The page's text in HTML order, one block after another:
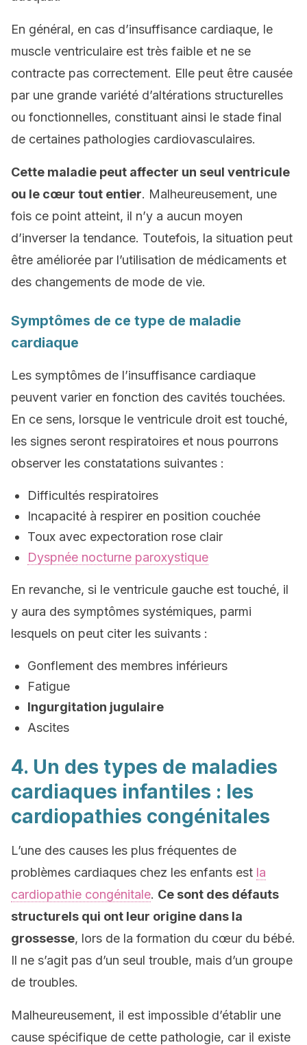
En général, en cas d’insuffisance cardiaque, le
muscle ventriculaire est très faible et ne se
contracte pas correctement. Elle peut être causée
par une grande variété d’altérations structurelles
ou fonctionnelles, constituant ainsi le stade final
de certaines pathologies cardiovasculaires.
Cette maladie peut affecter un seul ventricule
ou le cœur tout entier. Malheureusement, une
fois ce point atteint, il n’y a aucun moyen
d’inverser la tendance. Toutefois, la situation peut
être améliorée par l’utilisation de médicaments et
des changements de mode de vie.
Symptômes de ce type de maladie
cardiaque
Les symptômes de l’insuffisance cardiaque
peuvent varier en fonction des cavités touchées.
En ce sens, lorsque le ventricule droit est touché,
les signes seront respiratoires et nous pourrons
observer les constatations suivantes :
Difficultés respiratoires
Incapacité à respirer en position couchée
Toux avec expectoration rose clair
Dyspnée nocturne paroxystique
En revanche, si le ventricule gauche est touché, il
y aura des symptômes systémiques, parmi
lesquels on peut citer les suivants :
Gonflement des membres inférieurs
Fatigue
Ingurgitation jugulaire
Ascites
4. Un des types de maladies
cardiaques infantiles : les
cardiopathies congénitales
L’une des causes les plus fréquentes de
problèmes cardiaques chez les enfants est la
cardiopathie congénitale. Ce sont des défauts
structurels qui ont leur origine dans la
grossesse, lors de la formation du cœur du bébé.
Il ne s’agit pas d’un seul trouble, mais d’un groupe
de troubles.
Malheureusement, il est impossible d’établir une
cause spécifique de cette pathologie, car il existe